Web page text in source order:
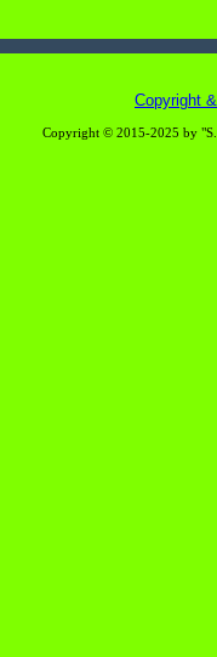
Copyright
Copyright © 2015-2025 by